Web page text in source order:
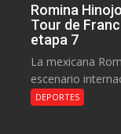
Romina
Tour de
etapa 7
La mexicana
escenario
DEPORTES